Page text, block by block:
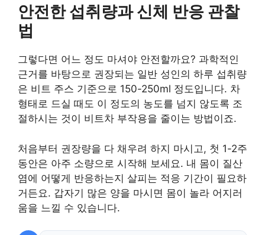
안전한 섭취량과 신체 반응 관찰
법
그렇다면 어느 정도 마셔야 안전할까요? 과학적인
근거를 바탕으로 권장되는 일반 성인의 하루 섭취량
은 비트 주스 기준으로 150-250ml 정도입니다. 차
형태로 드실 때도 이 정도의 농도를 넘지 않도록 조
절하시는 것이 비트차 부작용을 줄이는 방법이죠.
처음부터 권장량을 다 채우려 하지 마시고, 첫 1-2주
동안은 아주 소량으로 시작해 보세요. 내 몸이 질산
염에 어떻게 반응하는지 살피는 적응 기간이 필요하
거든요. 갑자기 많은 양을 마시면 몸이 놀라 어지러
움을 느낄 수 있습니다.